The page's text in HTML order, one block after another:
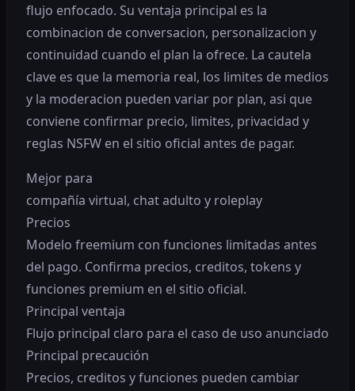
flujo enfocado. Su ventaja principal es la
combinacion de conversacion, personalizacion y
continuidad cuando el plan la ofrece. La cautela
clave es que la memoria real, los limites de medios
y la moderacion pueden variar por plan, asi que
conviene confirmar precio, limites, privacidad y
reglas NSFW en el sitio oficial antes de pagar.
Mejor para
compañía virtual, chat adulto y roleplay
Precios
Modelo freemium con funciones limitadas antes
del pago. Confirma precios, creditos, tokens y
funciones premium en el sitio oficial.
Principal ventaja
Flujo principal claro para el caso de uso anunciado
Principal precaución
Precios, creditos y funciones pueden cambiar